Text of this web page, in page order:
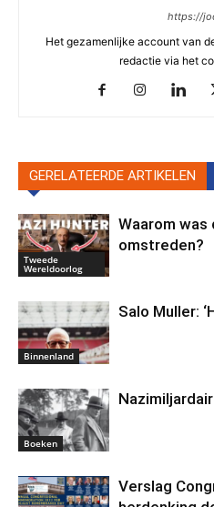
https://
Het gezamenlijke account van
redactie via het
GERELATEERDE ARTIKELEN
Tweede
Wereldoorlog
Waarom
omstreden?
Binnenland
Salo Muller:
Boeken
Verslag